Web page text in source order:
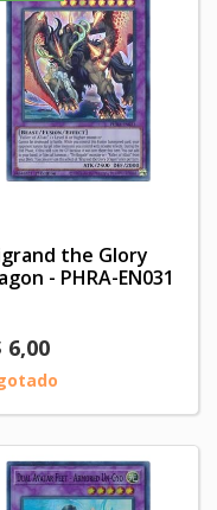
the Glory
- PHRA-EN031
6,00